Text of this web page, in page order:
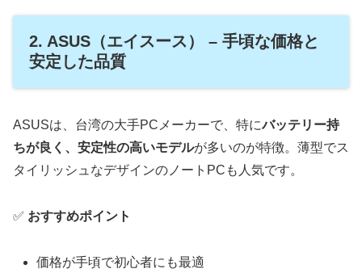
2. ASUS（エイスース） – 手頃な価格と
安定した品質
ASUSは、台湾の大手PCメーカーで、特にバッテリー持
ちが良く、安定性の高いモデルが多いのが特徴。薄型でス
タイリッシュなデザインのノートPCも人気です。
✅ おすすめポイント
価格が手頃で初心者にも最適